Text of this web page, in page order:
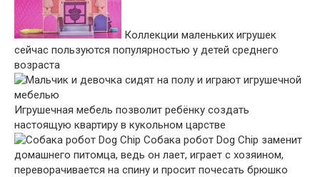
Коллекции маленьких игрушек
сейчас пользуются популярностью у детей среднего
возраста
Игрушечная мебель позволит ребёнку создать
настоящую квартиру в кукольном царстве
Собака робот Dog Chip заменит
домашнего питомца, ведь он лает, играет с хозяином,
переворачивается на спину и просит почесать брюшко